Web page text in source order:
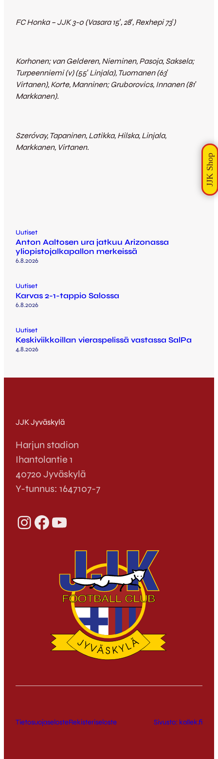
FC Honka – JJK 3-0 (Vasara 15′, 28′, Rexhepi 73′)
Korhonen; van Gelderen, Nieminen, Pasoja, Saksela;
Turpeenniemi (v) (55′ Linjala), Tuomanen (63′
Virtanen), Korte, Manninen; Gruborovics, Innanen (81′
Markkanen).
Szeróvay, Tapaninen, Latikka, Hilska, Linjala,
Markkanen, Virtanen.
Uutiset
Anton Aaltosen ura jatkuu Arizonassa
yliopistojalkapallon merkeissä
6.8.2026
Uutiset
Karvas 2-1-tappio Salossa
6.8.2026
Uutiset
Keskiviikkoillan vieraspelissä vastassa SalPa
4.8.2026
JJK Jyväskylä
Harjun stadion
Ihantolantie 1
40720 Jyväskylä
Y-tunnus: 1647107-7
InstagramFacebook YouTube
TietosuojaselosteRekisteriseloste Sivusto: kallek.fi